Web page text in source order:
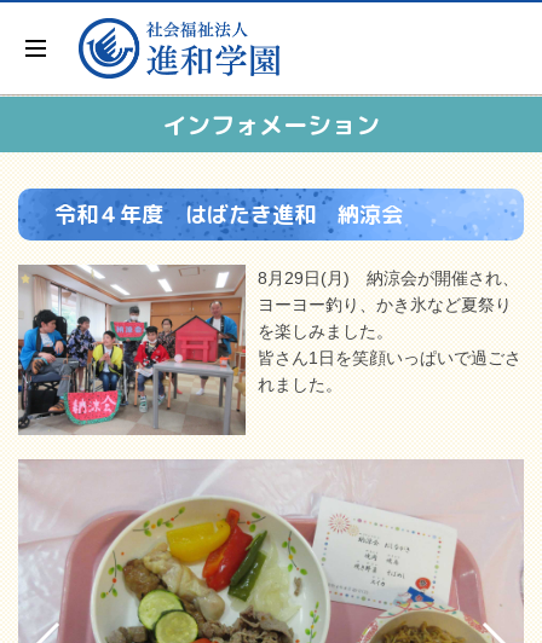
インフォメーション
令和４年度 はばたき進和 納涼会
8月29日(月) 納涼会が開催され、
ヨーヨー釣り、かき氷など夏祭り
を楽しみました。
皆さん1日を笑顔いっぱいで過ごさ
れました。